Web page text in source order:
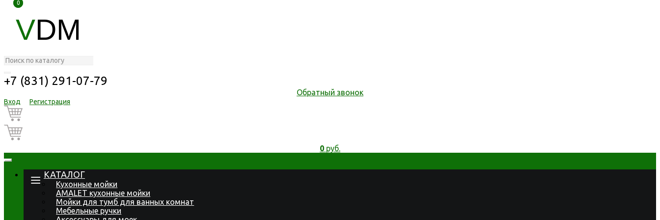
VDM
+7 (831) 291-07-79
Обратный звонок
Вход Регистрация
0
0
0 руб.
КАТАЛОГ
Кухонные мойки
AMALET кухонные мойки
Мойки для тумб для ванных комнат
Мебельные ручки